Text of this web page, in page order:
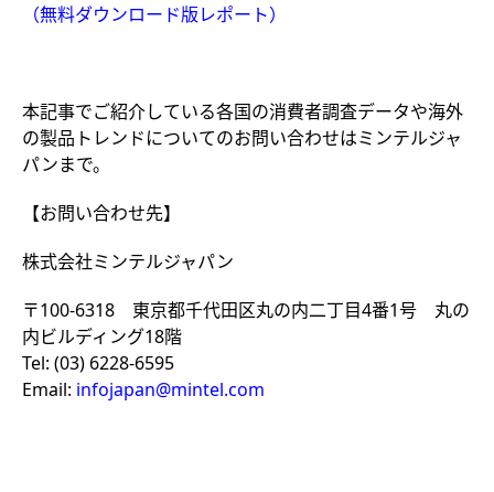
（無料ダウンロード版レポート）
本記事でご紹介している各国の消費者調査データや海外
の製品トレンドについてのお問い合わせはミンテルジャ
パンまで。
【お問い合わせ先】
株式会社ミンテルジャパン
〒100-6318 東京都千代田区丸の内二丁目4番1号 丸の
内ビルディング18階
Tel: (03) 6228-6595
Email: infojapan@mintel.com